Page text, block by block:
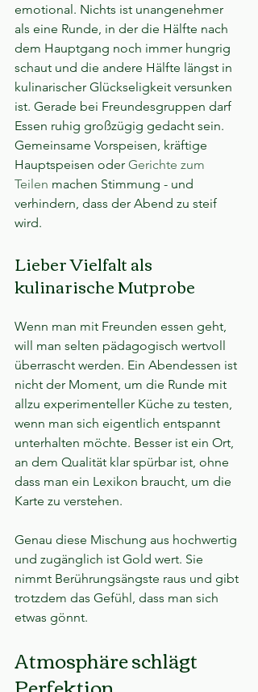
emotional. Nichts ist unangenehmer
als eine Runde, in der die Hälfte nach
dem Hauptgang noch immer hungrig
schaut und die andere Hälfte längst in
kulinarischer Glückseligkeit versunken
ist. Gerade bei Freundesgruppen darf
Essen ruhig großzügig gedacht sein.
Gemeinsame Vorspeisen, kräftige
Hauptspeisen oder Gerichte zum
Teilen machen Stimmung - und
verhindern, dass der Abend zu steif
wird.
Lieber Vielfalt als
kulinarische Mutprobe
Wenn man mit Freunden essen geht,
will man selten pädagogisch wertvoll
überrascht werden. Ein Abendessen ist
nicht der Moment, um die Runde mit
allzu experimenteller Küche zu testen,
wenn man sich eigentlich entspannt
unterhalten möchte. Besser ist ein Ort,
an dem Qualität klar spürbar ist, ohne
dass man ein Lexikon braucht, um die
Karte zu verstehen.
Genau diese Mischung aus hochwertig
und zugänglich ist Gold wert. Sie
nimmt Berührungsängste raus und gibt
trotzdem das Gefühl, dass man sich
etwas gönnt.
Atmosphäre schlägt